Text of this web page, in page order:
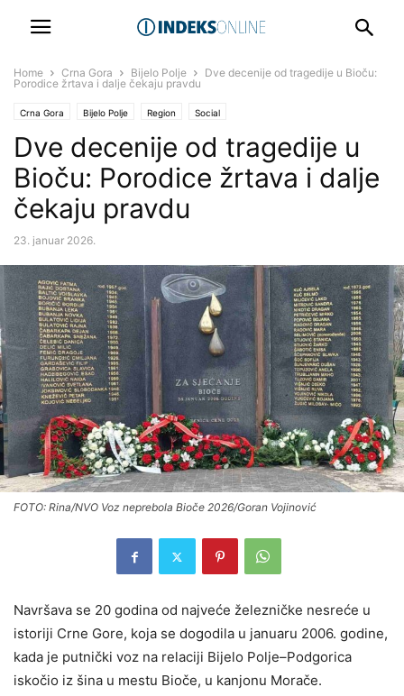
Home Crna Gora Bijelo Polje
Dve decenije od tragedije u Bioču:
Porodice žrtava i dalje čekaju pravdu
Crna Gora Bijelo Polje Region Social
Dve decenije od tragedije u
Bioču: Porodice žrtava i dalje
čekaju pravdu
23. januar 2026.
FOTO: Rina/NVO Voz neprebola Bioče 2026/Goran Vojinović
Navršava se 20 godina od najveće železničke nesreće u
istoriji Crne Gore, koja se dogodila u januaru 2006. godine,
kada je putnički voz na relaciji Bijelo Polje–Podgorica
iskočio iz šina u mestu Bioče, u kanjonu Morače.